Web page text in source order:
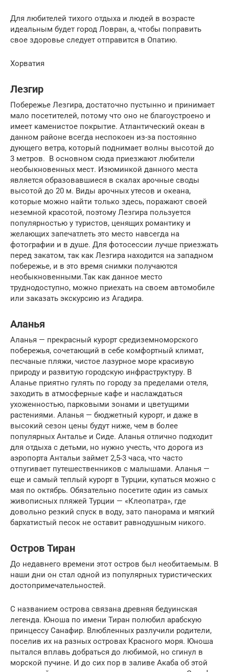
Для любителей тихого отдыха и людей в возрасте
идеальным будет город Ловран, а, чтобы поправить
свое здоровье следует отправится в Опатию.
Хорватия
Лезгир
Побережье Лезгира, достаточно пустынно и принимает
мало посетителей, потому что оно не благоустроено и
имеет каменистое покрытие. Атлантический океан в
данном районе всегда неспокоен из-за постоянно
дующего ветра, который поднимает волны высотой до
3 метров. В основном сюда приезжают любители
необыкновенных мест. Изюминкой данного места
является образовавшиеся в скалах арочные своды
высотой до 20 м. Виды арочных утесов и океана,
которые можно найти только здесь, поражают своей
неземной красотой, поэтому Лезгира пользуется
популярностью у туристов, ценящих романтику и
желающих запечатлеть это место навсегда на
фотографии и в душе. Для фотосессии лучше приезжать
перед закатом, так как Лезгира находится на западном
побережье, и в это время снимки получаются
необыкновенными.Так как данное место
труднодоступно, можно приехать на своем автомобиле
или заказать экскурсию из Агадира.
Аланья
Аланья — прекрасный курорт средиземноморского
побережья, сочетающий в себе комфортный климат,
песчаные пляжи, чистое лазурное море красивую
природу и развитую городскую инфраструктуру. В
Аланье приятно гулять по городу за пределами отеля,
заходить в атмосферные кафе и наслаждаться
ухоженностью, парковыми зонами и цветущими
растениями. Аланья — бюджетный курорт, и даже в
высокий сезон цены будут ниже, чем в более
популярных Анталье и Сиде. Аланья отлично подходит
для отдыха с детьми, но нужно учесть, что дорога из
аэропорта Антальи займет 2,5-3 часа, что часто
отпугивает путешественников с малышами. Аланья —
еще и самый теплый курорт в Турции, купаться можно с
мая по октябрь. Обязательно посетите один из самых
живописных пляжей Турции — «Клеопатра», где
довольно резкий спуск в воду, зато панорама и мягкий
бархатистый песок не оставит равнодушным никого.
Остров Тиран
До недавнего времени этот остров был необитаемым. В
наши дни он стал одной из популярных туристических
достопримечательностей.
С названием острова связана древняя бедуинская
легенда. Юноша по имени Тиран полюбил арабскую
принцессу Санафир. Влюбленных разлучили родители,
поселив их на разных островах Красного моря. Юноша
пытался вплавь добраться до любимой, но сгинул в
морской пучине. И до сих пор в заливе Акаба об этой